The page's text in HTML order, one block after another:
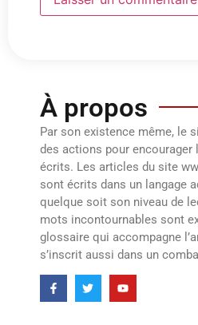
À propos
Par son existence même, le
des actions pour
écrits. Les articles du site
sont écrits dans un langage
quelque soit son niveau de
mots incontournables sont
glossaire qui accompagne
s’inscrit aussi dans un